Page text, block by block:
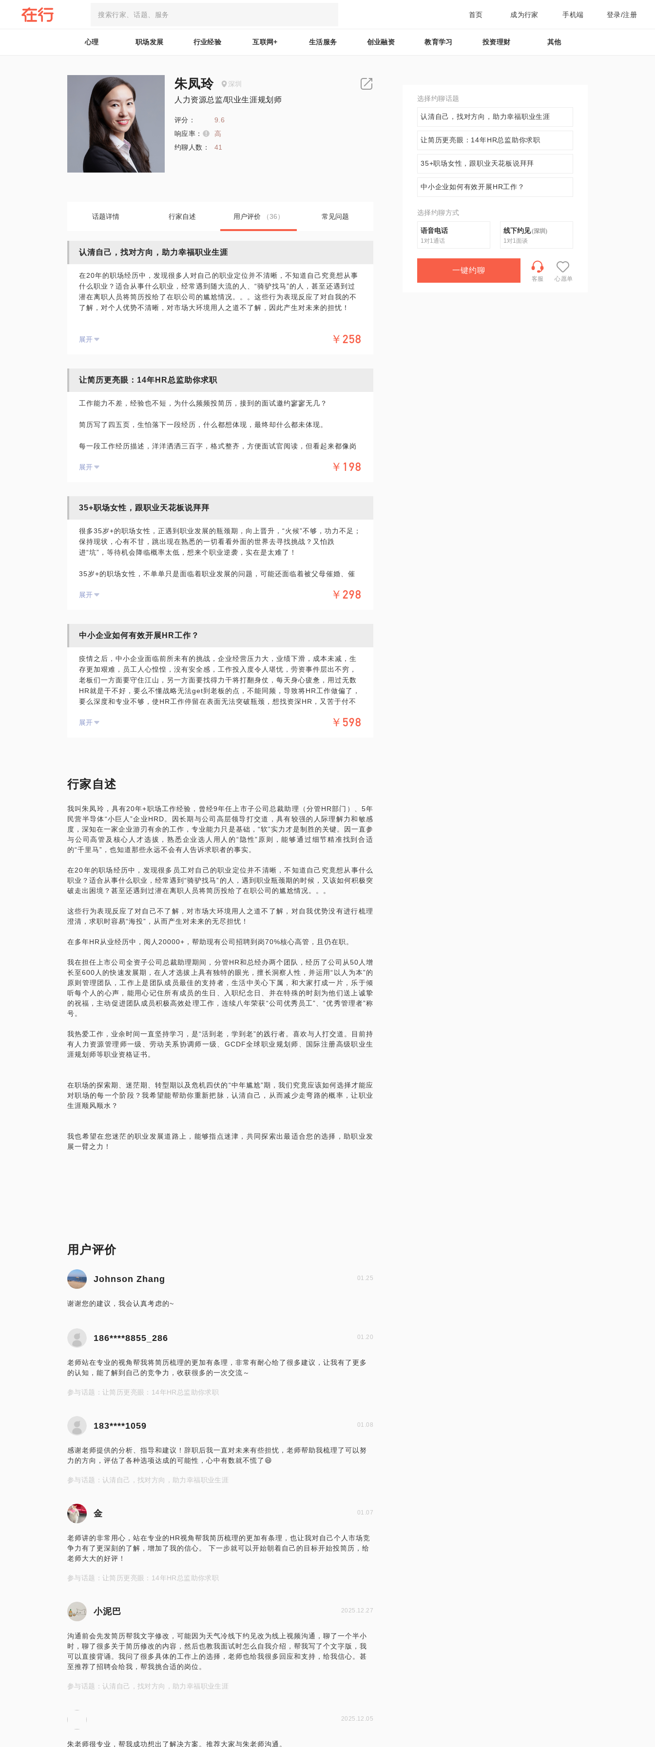
首页 成为行家 手机端 登录/注册
心理 职场发展 行业经验 互联网+ 生活服务 创业融资 教育学习 投资理财 其他
朱凤玲 深圳
人力资源总监/职业生涯规划师
评分：
9.6
响应率：
高
约聊人数：
41
话题详情 行家自述 用户评价 （36） 常见问题
认清自己，找对方向，助力幸福职业生涯
在20年的职场经历中，发现很多人对自己的职业定位并不清晰，不知道自己究竟想从事
什么职业？适合从事什么职业，经常遇到随大流的人、“骑驴找马”的人，甚至还遇到过
潜在离职人员将简历投给了在职公司的尴尬情况。。。这些行为表现反应了对自我的不
了解，对个人优势不清晰，对市场大环境用人之道不了解，因此产生对未来的担忧！
有思想有个性，正在和步入中年且上有老下有小的你“抢饭碗”，就问一句：心里慌不
欢的？还是为了生计在委曲求全？你的专业能力和性格究竟适合从事什么工作？如何在
展开 ￥258
让简历更亮眼：14年HR总监助你求职
工作能力不差，经验也不短，为什么频频投简历，接到的面试邀约寥寥无几？
简历写了四五页，生怕落下一段经历，什么都想体现，最终却什么都未体现。
每一段工作经历描述，洋洋洒洒三百字，格式整齐，方便面试官阅读，但看起来都像岗
显独特之处，只能被当成垃圾邮件处理。
简历就似你的衣裳，得体能帮你加分，让你通往职场成功之门； 反之是扣分，让你沮
如果想在众多求职者中脱颖而出，好简历绝对是一块敲门砖，能助你拿到心仪offer。
展开 ￥198
35+职场女性，跟职业天花板说拜拜
很多35岁+的职场女性，正遇到职业发展的瓶颈期，向上晋升，“火候”不够，功力不足；
保持现状，心有不甘，跳出现在熟悉的一切看看外面的世界去寻找挑战？又怕跌
进“坑”，等待机会降临概率太低，想来个职业逆袭，实在是太难了！
35岁+的职场女性，不单单只是面临着职业发展的问题，可能还面临着被父母催婚、催
生的重大选择和考验。结婚生娃、孕育子女是人生幸福之事，但对于职业女性，还需要
个天平上不断纠结，让你怀疑人生？
选择比努力更重要，无论身处哪个阶段，我们一定要灵魂拷问自己“这是不是我内心追求
和向往的生活？”当真正明白自己想要的是什么再去选择为时不晚。
35岁+的职场女性，如果还没有做到高管职位，实际上会比较尴尬，还有多少时光能让
你任性驰骋？尤其遇到橄榄枝抛来的时候，说不心动是假的，那么，在诸多选择中，什
高光时刻？我作为一个职场女性，同样还是2个孩子的妈妈，经历过一地鸡毛的生活，也
展开 ￥298
中小企业如何有效开展HR工作？
疫情之后，中小企业面临前所未有的挑战，企业经营压力大，业绩下滑，成本未减，生
存更加艰难，员工人心惶惶，没有安全感，工作投入度令人堪忧，劳资事件层出不穷，
老板们一方面要守住江山，另一方面要找得力干将打翻身仗，每天身心疲惫，用过无数
HR就是干不好，要么不懂战略无法get到老板的点，不能同频，导致将HR工作做偏了，
要么深度和专业不够，使HR工作停留在表面无法突破瓶颈，想找资深HR，又苦于付不
过公司每个阶段的人员问题和挑战，也是企业变革期的智囊团主要成员，一直与老板们
深度对话，能近距离的体会和感知到老板们的痛点，并用专业和实际行动帮助老板们解
我们可以坐下来一起交流、梳理、分析，并帮您厘清脉络，找到解决对策。
展开 ￥598
行家自述
我叫朱凤玲，具有20年+职场工作经验，曾经9年任上市子公司总裁助理（分管HR部门）、5年
民营半导体“小巨人”企业HRD。因长期与公司高层领导打交道，具有较强的人际理解力和敏感
度，深知在一家企业游刃有余的工作，专业能力只是基础，“软”实力才是制胜的关键。因一直参
与公司高管及核心人才选拔，熟悉企业选人用人的“隐性”原则，能够通过细节精准找到合适
的“千里马”，也知道那些永远不会有人告诉求职者的事实。
在20年的职场经历中，发现很多员工对自己的职业定位并不清晰，不知道自己究竟想从事什么
职业？适合从事什么职业，经常遇到“骑驴找马”的人，遇到职业瓶颈期的时候，又该如何积极突
破走出困境？甚至还遇到过潜在离职人员将简历投给了在职公司的尴尬情况。。。
这些行为表现反应了对自己不了解，对市场大环境用人之道不了解，对自我优势没有进行梳理
澄清，求职时容易“海投”，从而产生对未来的无尽担忧！
在多年HR从业经历中，阅人20000+，帮助现有公司招聘到岗70%核心高管，且仍在职。
我在担任上市公司全资子公司总裁助理期间，分管HR和总经办两个团队，经历了公司从50人增
长至600人的快速发展期，在人才选拔上具有独特的眼光，擅长洞察人性，并运用“以人为本”的
原则管理团队，工作上是团队成员最佳的支持者，生活中关心下属，和大家打成一片，乐于倾
听每个人的心声，能用心记住所有成员的生日、入职纪念日、并在特殊的时刻为他们送上诚挚
的祝福，主动促进团队成员积极高效处理工作，连续八年荣获“公司优秀员工”、“优秀管理者”称
号。
我热爱工作，业余时间一直坚持学习，是“活到老，学到老”的践行者。喜欢与人打交道。目前持
有人力资源管理师一级、劳动关系协调师一级、GCDF全球职业规划师、国际注册高级职业生
涯规划师等职业资格证书。
在职场的探索期、迷茫期、转型期以及危机四伏的“中年尴尬”期，我们究竟应该如何选择才能应
对职场的每一个阶段？我希望能帮助你重新把脉，认清自己，从而减少走弯路的概率，让职业
生涯顺风顺水？
我也希望在您迷茫的职业发展道路上，能够指点迷津，共同探索出最适合您的选择，助职业发
展一臂之力！
用户评价
Johnson Zhang 01.25
谢谢您的建议，我会认真考虑的~
186****8855_286 01.20
老师站在专业的视角帮我将简历梳理的更加有条理，非常有耐心给了很多建议，让我有了更多
的认知，能了解到自己的竞争力，收获很多的一次交流～
参与话题：让简历更亮眼：14年HR总监助你求职
183****1059 01.08
感谢老师提供的分析、指导和建议！辞职后我一直对未来有些担忧，老师帮助我梳理了可以努
力的方向，评估了各种选项达成的可能性，心中有数就不慌了😄
参与话题：认清自己，找对方向，助力幸福职业生涯
金 01.07
老师讲的非常用心，站在专业的HR视角帮我简历梳理的更加有条理，也让我对自己个人市场竞
争力有了更深刻的了解，增加了我的信心。 下一步就可以开始朝着自己的目标开始投简历，给
老师大大的好评！
参与话题：让简历更亮眼：14年HR总监助你求职
小泥巴 2025.12.27
沟通前会先发简历帮我文字修改，可能因为天气冷线下约见改为线上视频沟通，聊了一个半小
时，聊了很多关于简历修改的内容，然后也教我面试时怎么自我介绍，帮我写了个文字版，我
可以直接背诵。我问了很多具体的工作上的选择，老师也给我很多回应和支持，给我信心。甚
至推荐了招聘会给我，帮我挑合适的岗位。
参与话题：认清自己，找对方向，助力幸福职业生涯
2025.12.05
朱老师很专业，帮我成功想出了解决方案。推荐大家与朱老师沟通。
选择约聊话题
认清自己，找对方向，助力幸福职业生涯
让简历更亮眼：14年HR总监助你求职
35+职场女性，跟职业天花板说拜拜
中小企业如何有效开展HR工作？
选择约聊方式
语音电话
1对1通话
线下约见(深圳 )
1对1面谈
一键约聊
客服 心愿单